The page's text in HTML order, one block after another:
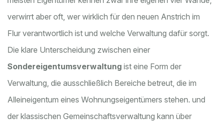
verwirrt aber oft, wer wirklich für den neuen Anstrich im
Flur verantwortlich ist und welche Verwaltung dafür sorgt.
Die klare Unterscheidung zwischen einer
Sondereigentumsverwaltung ist eine Form der
Verwaltung, die ausschließlich Bereiche betreut, die im
Alleineigentum eines Wohnungseigentümers stehen. und
der klassischen Gemeinschaftsverwaltung kann über